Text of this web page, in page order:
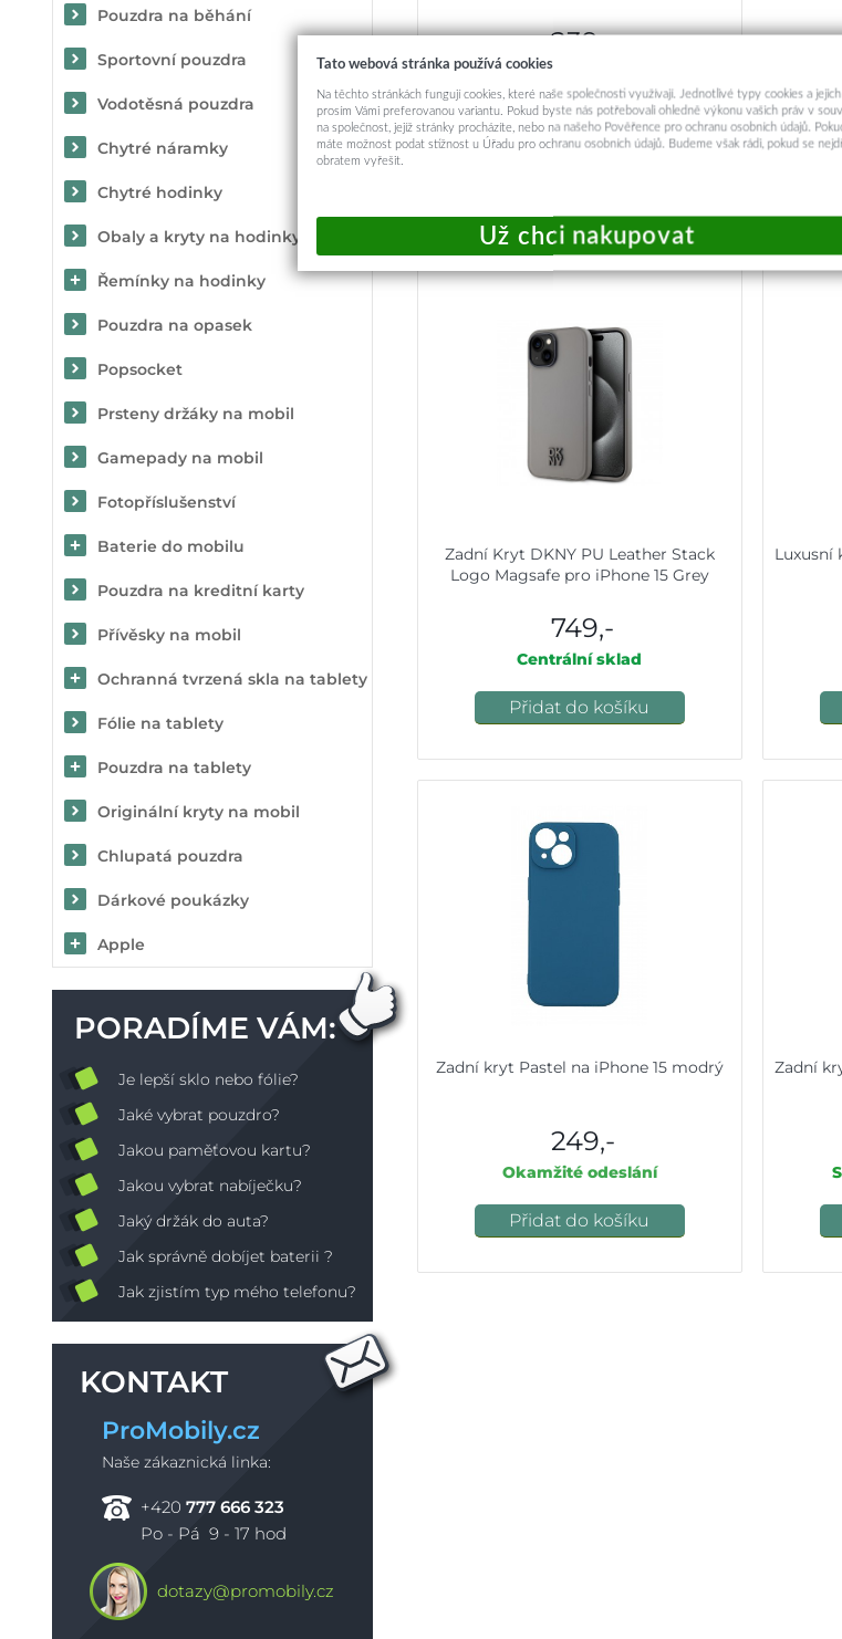
Pouzdra na běhání
Sportovní pouzdra
Vodotěsná pouzdra
Chytré náramky
Chytré hodinky
Obaly a kryty na hodinky
Řemínky na hodinky
Pouzdra na opasek
Popsocket
Prsteny držáky na mobil
Gamepady na mobil
Fotopříslušenství
Baterie do mobilu
Pouzdra na kreditní karty
Přívěsky na mobil
Ochranná tvrzená skla na tablety
Fólie na tablety
Pouzdra na tablety
Originální kryty na mobil
Chlupatá pouzdra
Dárkové poukázky
Apple
PORADÍME VÁM:
Je lepší sklo nebo fólie?
Jaké vybrat pouzdro?
Jakou paměťovou kartu?
Jakou vybrat nabíječku?
Jaký držák do auta?
Jak správně dobíjet baterii ?
Jak zjistím typ mého telefonu?
KONTAKT
ProMobily.cz
Naše zákaznická linka:
+420 777 666 323
Po - Pá 9 - 17 hod
dotazy@promobily.cz
239,-
Skladem u dodavatele
Přidat do košíku
Mohlo by vás zajímat:
Zadní Kryt DKNY PU Leather Stack
Logo Magsafe pro iPhone 15 Grey
749,-
Centrální sklad
Přidat do košíku
Luxusní
Zadní kryt Pastel na iPhone 15 modrý
249,-
Okamžité odeslání
Přidat do košíku
Zadní
Tato webová stránka používá cookies
Na těchto stránkách fungují cookies, které naše společnosti využívají. Jednotlivé typy cookies a
prosím Vámi preferovanou variantu. Pokud byste nás potřebovali ohledně výkonu vašich práv v
na společnost, jejíž stránky procházíte, nebo na našeho Pověřence pro ochranu osobních údajů.
máte možnost podat stížnost u Úřadu pro ochranu osobních údajů. Budeme však rádi, pokud se
obratem vyřešit.